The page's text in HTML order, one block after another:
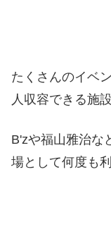
たくさんのイベ
人収容できる施
B'zや福山雅治な
場として何度も